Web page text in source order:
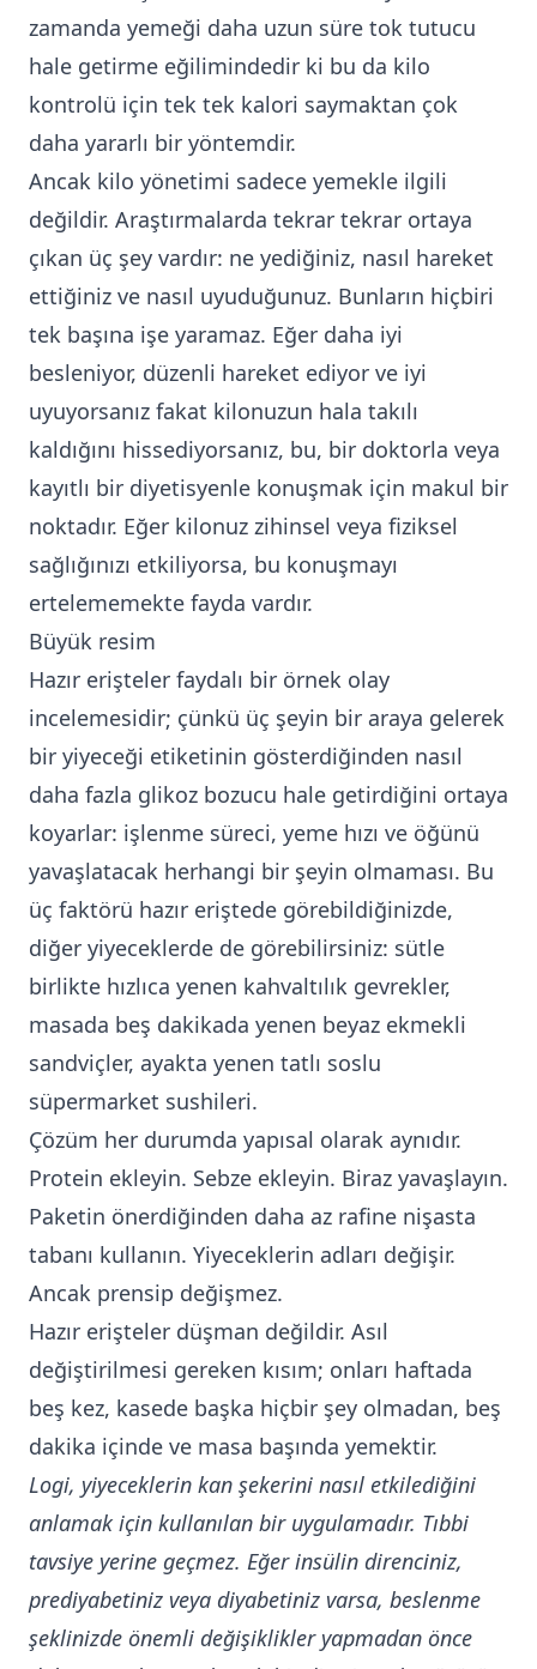
zamanda yemeği daha uzun süre tok tutucu
hale getirme eğilimindedir ki bu da kilo
kontrolü için tek tek kalori saymaktan çok
daha yararlı bir yöntemdir.
Ancak kilo yönetimi sadece yemekle ilgili
değildir. Araştırmalarda tekrar tekrar ortaya
çıkan üç şey vardır: ne yediğiniz, nasıl hareket
ettiğiniz ve nasıl uyuduğunuz. Bunların hiçbiri
tek başına işe yaramaz. Eğer daha iyi
besleniyor, düzenli hareket ediyor ve iyi
uyuyorsanız fakat kilonuzun hala takılı
kaldığını hissediyorsanız, bu, bir doktorla veya
kayıtlı bir diyetisyenle konuşmak için makul bir
noktadır. Eğer kilonuz zihinsel veya fiziksel
sağlığınızı etkiliyorsa, bu konuşmayı
ertelememekte fayda vardır.
Büyük resim
Hazır erişteler faydalı bir örnek olay
incelemesidir; çünkü üç şeyin bir araya gelerek
bir yiyeceği etiketinin gösterdiğinden nasıl
daha fazla glikoz bozucu hale getirdiğini ortaya
koyarlar: işlenme süreci, yeme hızı ve öğünü
yavaşlatacak herhangi bir şeyin olmaması. Bu
üç faktörü hazır eriştede görebildiğinizde,
diğer yiyeceklerde de görebilirsiniz: sütle
birlikte hızlıca yenen kahvaltılık gevrekler,
masada beş dakikada yenen beyaz ekmekli
sandviçler, ayakta yenen tatlı soslu
süpermarket sushileri.
Çözüm her durumda yapısal olarak aynıdır.
Protein ekleyin. Sebze ekleyin. Biraz yavaşlayın.
Paketin önerdiğinden daha az rafine nişasta
tabanı kullanın. Yiyeceklerin adları değişir.
Ancak prensip değişmez.
Hazır erişteler düşman değildir. Asıl
değiştirilmesi gereken kısım; onları haftada
beş kez, kasede başka hiçbir şey olmadan, beş
dakika içinde ve masa başında yemektir.
Logi, yiyeceklerin kan şekerini nasıl etkilediğini
anlamak için kullanılan bir uygulamadır. Tıbbi
tavsiye yerine geçmez. Eğer insülin direnciniz,
prediyabetiniz veya diyabetiniz varsa, beslenme
şeklinizde önemli değişiklikler yapmadan önce